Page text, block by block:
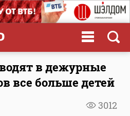
в дежурные
все больше детей
3012